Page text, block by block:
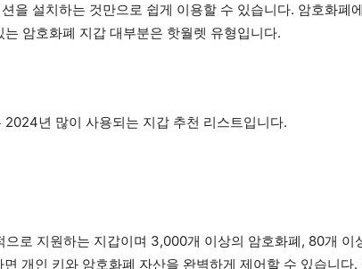
을 설치하는 것만으로 쉽게 이용할 수 있습니다. 암호화폐
암호화폐 지갑 대부분은 핫월렛 유형입니다.
년 많이 사용되는 지갑 추천 리스트입니다.
로 지원하는 지갑이며 3,000개 이상의 암호화폐, 80개
개인 키와 암호화폐 자산을 완벽하게 제어할 수 있습니